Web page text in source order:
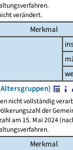
verändert.
Merkmal
nicht vollständig
der
am 15. Mai 2024
Merkmal